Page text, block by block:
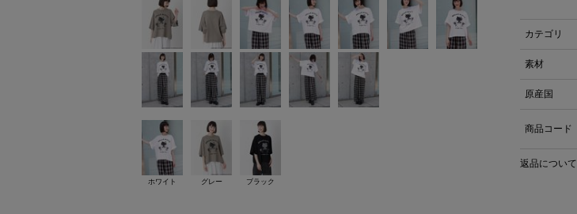
ホワイト グレー ブラック
カテゴリ
素材
原産国
商品コード
返品について